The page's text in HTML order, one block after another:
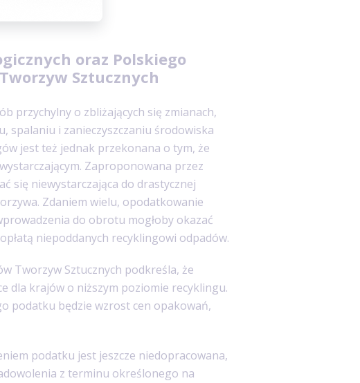
cen.
oraz Polskiego
Sztucznych
przychylny o zbliżających się zmianach,
spalaniu i zanieczyszczaniu środowiska
jest też jednak przekonana o tym, że
Zaproponowana przez
się niewystarczająca do drastycznej
Zdaniem wielu, opodatkowanie
do obrotu mogłoby okazać
niepoddanych recyklingowi odpadów.
Tworzyw Sztucznych podkreśla, że
dla krajów o niższym poziomie recyklingu.
podatku będzie wzrost cen opakowań,
podatku jest jeszcze niedopracowana,
z terminu określonego na